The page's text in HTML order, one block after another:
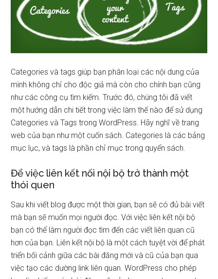
Categories và tags giúp bạn phân loại các nội dung của
mình không chỉ cho độc giả mà còn cho chính bạn cũng
như các công cụ tìm kiếm. Trước đó, chúng tôi đã viết
một hướng dẫn chi tiết trong việc làm thế nào để sử dụng
Categories và Tags trong WordPress. Hãy nghĩ về trang
web của bạn như một cuốn sách. Categories là các bảng
mục lục, và tags là phần chỉ mục trong quyển sách.
Để việc liên kết nối nội bộ trở thành một
thói quen
Sau khi viết blog được một thời gian, bạn sẽ có đủ bài viết
mà bạn sẽ muốn mọi người đọc. Với việc liên kết nội bộ
bạn có thể làm người đọc tìm đến các viết liên quan cũ
hơn của bạn. Liên kết nội bộ là một cách tuyệt vời để phát
triển bối cảnh giữa các bài đăng mới và cũ của bạn qua
việc tạo các dường link liên quan. WordPress cho phép